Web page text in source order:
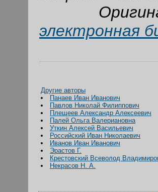
электронная
Другие авторы
Панаев Иван Иванович
Павлов Николай Филиппович
Плещеев Александр Алексеевич
Палей Ольга Валериановна
Уткин Алексей Васильевич
Российский Иван Николаевич
Иванов Иван Иванович
Эрастов Г.
Крестовский Всеволод
Некрасов Н. А.